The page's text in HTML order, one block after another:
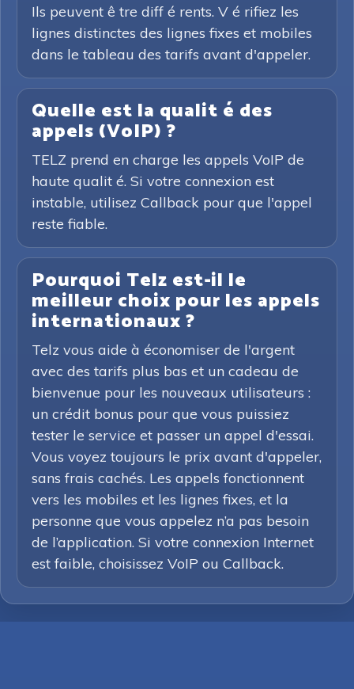
Ils peuvent ê tre diff é rents. V é rifiez les
lignes distinctes des lignes fixes et mobiles
dans le tableau des tarifs avant d'appeler.
Quelle est la qualit é des
appels (VoIP) ?
TELZ prend en charge les appels VoIP de
haute qualit é. Si votre connexion est
instable, utilisez Callback pour que l'appel
reste fiable.
Pourquoi Telz est-il le
meilleur choix pour les appels
internationaux ?
Telz vous aide à économiser de l'argent
avec des tarifs plus bas et un cadeau de
bienvenue pour les nouveaux utilisateurs :
un crédit bonus pour que vous puissiez
tester le service et passer un appel d'essai.
Vous voyez toujours le prix avant d'appeler,
sans frais cachés. Les appels fonctionnent
vers les mobiles et les lignes fixes, et la
personne que vous appelez n’a pas besoin
de l’application. Si votre connexion Internet
est faible, choisissez VoIP ou Callback.